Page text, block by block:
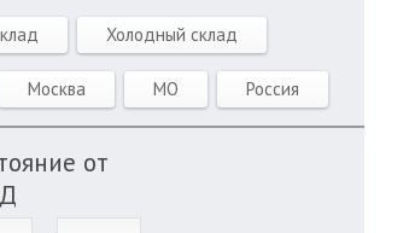
Холодный склад
Москва МО Россия
от